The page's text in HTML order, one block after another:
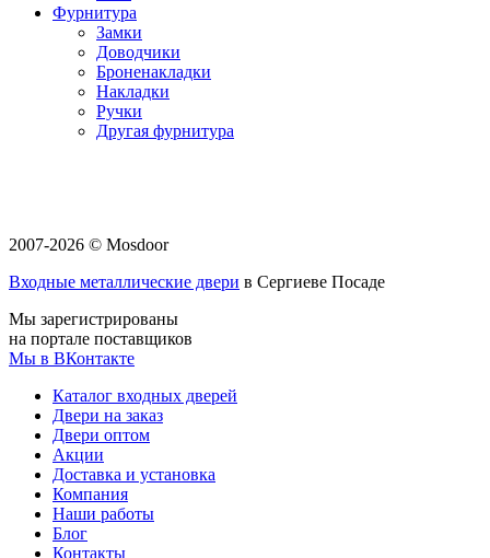
Фурнитура
Замки
Доводчики
Броненакладки
Накладки
Ручки
Другая фурнитура
2007-2026 © Mosdoor
Входные металлические двери в Сергиеве Посаде
Мы зарегистрированы
на портале поставщиков
Мы в ВКонтакте
Каталог входных дверей
Двери на заказ
Двери оптом
Акции
Доставка и установка
Компания
Наши работы
Блог
Контакты